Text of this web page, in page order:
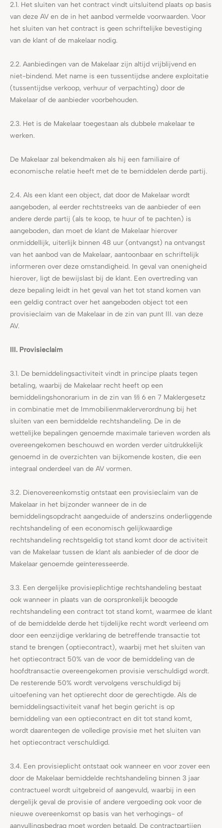
2.1. Het sluiten van het contract vindt uitsluitend plaats op basis
van deze AV en de in het aanbod vermelde voorwaarden. Voor
het sluiten van het contract is geen schriftelijke bevestiging
van de klant of de makelaar nodig.
2.2. Aanbiedingen van de Makelaar zijn altijd vrijblijvend en
niet-bindend. Met name is een tussentijdse andere exploitatie
(tussentijdse verkoop, verhuur of verpachting) door de
Makelaar of de aanbieder voorbehouden.
2.3. Het is de Makelaar toegestaan als dubbele makelaar te
werken.
De Makelaar zal bekendmaken als hij een familiaire of
economische relatie heeft met de te bemiddelen derde partij.
2.4. Als een klant een object, dat door de Makelaar wordt
aangeboden, al eerder rechtstreeks van de aanbieder of een
andere derde partij (als te koop, te huur of te pachten) is
aangeboden, dan moet de klant de Makelaar hierover
onmiddellijk, uiterlijk binnen 48 uur (ontvangst) na ontvangst
van het aanbod van de Makelaar, aantoonbaar en schriftelijk
informeren over deze omstandigheid. In geval van onenigheid
hierover, ligt de bewijslast bij de klant. Een overtreding van
deze bepaling leidt in het geval van het tot stand komen van
een geldig contract over het aangeboden object tot een
provisieclaim van de Makelaar in de zin van punt III. van deze
AV.
III. Provisieclaim
3.1. De bemiddelingsactiviteit vindt in principe plaats tegen
betaling, waarbij de Makelaar recht heeft op een
bemiddelingshonorarium in de zin van §§ 6 en 7 Maklergesetz
in combinatie met de Immobilienmaklerverordnung bij het
sluiten van een bemiddelde rechtshandeling. De in de
wettelijke bepalingen genoemde maximale tarieven worden als
overeengekomen beschouwd en worden verder uitdrukkelijk
genoemd in de overzichten van bijkomende kosten, die een
integraal onderdeel van de AV vormen.
3.2. Dienovereenkomstig ontstaat een provisieclaim van de
Makelaar in het bijzonder wanneer de in de
bemiddelingsopdracht aangeduide of anderszins onderliggende
rechtshandeling of een economisch gelijkwaardige
rechtshandeling rechtsgeldig tot stand komt door de activiteit
van de Makelaar tussen de klant als aanbieder of de door de
Makelaar genoemde geïnteresseerde.
3.3. Een dergelijke provisieplichtige rechtshandeling bestaat
ook wanneer in plaats van de oorspronkelijk beoogde
rechtshandeling een contract tot stand komt, waarmee de klant
of de bemiddelde derde het tijdelijke recht wordt verleend om
door een eenzijdige verklaring de betreffende transactie tot
stand te brengen (optiecontract), waarbij met het sluiten van
het optiecontract 50% van de voor de bemiddeling van de
hoofdtransactie overeengekomen provisie verschuldigd wordt.
De resterende 50% wordt vervolgens verschuldigd bij
uitoefening van het optierecht door de gerechtigde. Als de
bemiddelingsactiviteit vanaf het begin gericht is op
bemiddeling van een optiecontract en dit tot stand komt,
wordt daarentegen de volledige provisie met het sluiten van
het optiecontract verschuldigd.
3.4. Een provisieplicht ontstaat ook wanneer en voor zover een
door de Makelaar bemiddelde rechtshandeling binnen 3 jaar
contractueel wordt uitgebreid of aangevuld, waarbij in een
dergelijk geval de provisie of andere vergoeding ook voor de
nieuwe overeenkomst op basis van het verhogings- of
aanvullingsbedrag moet worden betaald. De contractpartijen